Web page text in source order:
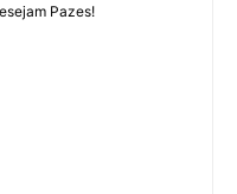
Pazes!